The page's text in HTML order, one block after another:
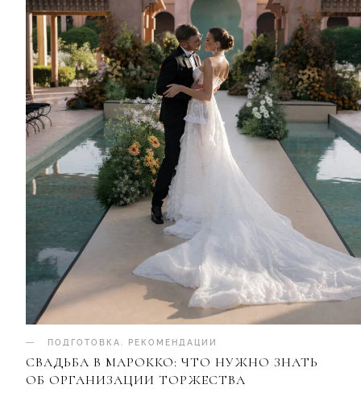
ПОДГОТОВКА. РЕКОМЕНДАЦИИ
СВАДЬБА В МАРОККО: ЧТО НУЖНО ЗНАТЬ
ОБ ОРГАНИЗАЦИИ ТОРЖЕСТВА